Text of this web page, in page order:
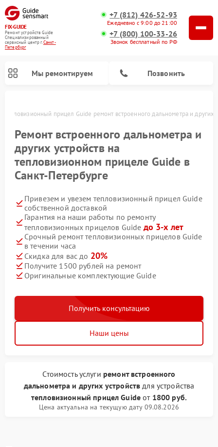
FIX-GUIDE
Ремонт устройств Guide
Специализированный
cервисный центр г.Санкт-
Петербург
+7 (812) 426-52-93
Ежедневно с 9:00 до 21:00
+7 (800) 100-33-26
Звонок бесплатный по РФ
Мы ремонтируем Позвонить
Тепловизионный прицел Guide ремонт встроенного дальнометра и других
Ремонт встроенного дальнометра и
других устройств на
тепловизионном прицеле Guide в
Санкт-Петербурге
Привезем и увезем тепловизионный прицел Guide
собственной доставкой
Гарантия на наши работы по ремонту
тепловизионных прицелов Guide до 3-х лет
Срочный ремонт тепловизионных прицелов Guide
в течении часа
Скидка для вас до 20%
Получите 1500 рублей на ремонт
Оригинальные комплектующие Guide
Получить консультацию
Наши цены
Стоимость услуги ремонт встроенного
дальнометра и других устройств для устройства
тепловизионный прицел Guide от 1800 руб.
Цена актуальна на текущую дату 09.08.2026